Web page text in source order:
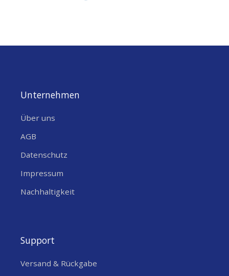
Unternehmen
Über uns
AGB
Datenschutz
Impressum
Nachhaltigkeit
Support
Versand & Rückgabe